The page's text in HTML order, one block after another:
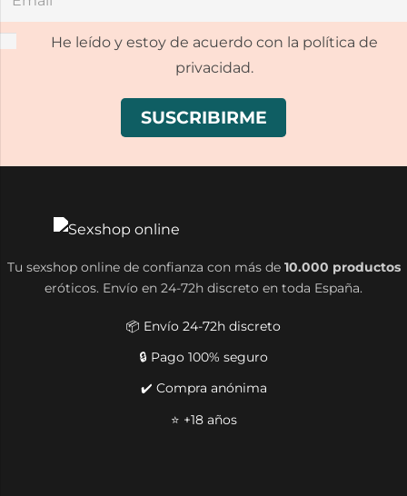
He leído y estoy de acuerdo con la política de
privacidad.
Tu sexshop online de confianza con más de 10.000 productos
eróticos. Envío en 24-72h discreto en toda España.
📦 Envío 24-72h discreto
🔒 Pago 100% seguro
✔️ Compra anónima
⭐ +18 años